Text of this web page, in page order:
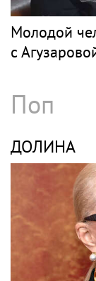
Молодой
с
Поп
ДОЛИНА